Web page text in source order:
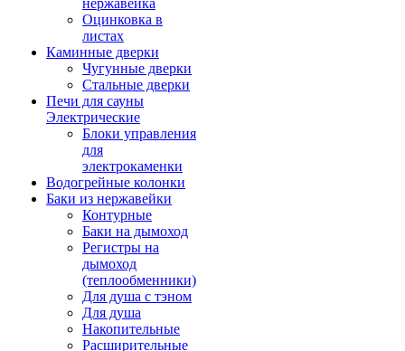
нержавейка
Оцинковка в
листах
Каминные дверки
Чугунные дверки
Стальные дверки
Печи для сауны
Электрические
Блоки управления
для
электрокаменки
Водогрейные колонки
Баки из нержавейки
Контурные
Баки на дымоход
Регистры на
дымоход
(теплообменники)
Для душа с тэном
Для душа
Накопительные
Расширительные